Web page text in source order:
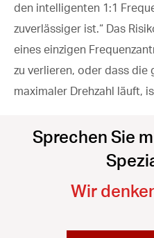
den intelligenten 1:1
zuverlässiger ist.“ Das
eines einzigen
zu verlieren, oder dass
maximaler Drehzahl läuft,
Sprechen Sie
Wir